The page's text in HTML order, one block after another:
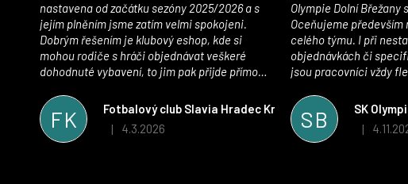
FK
Fotbalový club Slavia Hradec Králové z.s.
Hodnocení obchodu je 5 z 5 hvězdiček.
| 4.3.2026
nastavena od začátku sezóny 2025/2026 a s
jejím plněním jsme zatím velmi spokojeni.
Dobrým řešením je klubový eshop, kde si
mohou rodiče s hráči objednávat veškeré
dohodnuté vybavení, to jim pak přijde přímo
oblečením jsme spokojeni, stejně tak s
komunikací a snahou řešit všechny záležitosti
velmi rychle a ke spokojenosti obou stran.
SB
SK
|
Olympie Dolní Břežany
Oceňujeme
celého týmu. I při
objednávkách či
jsou pracovníci vždy
vynikající a plně
sportovního klubu!